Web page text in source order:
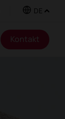
DE
Kontakt